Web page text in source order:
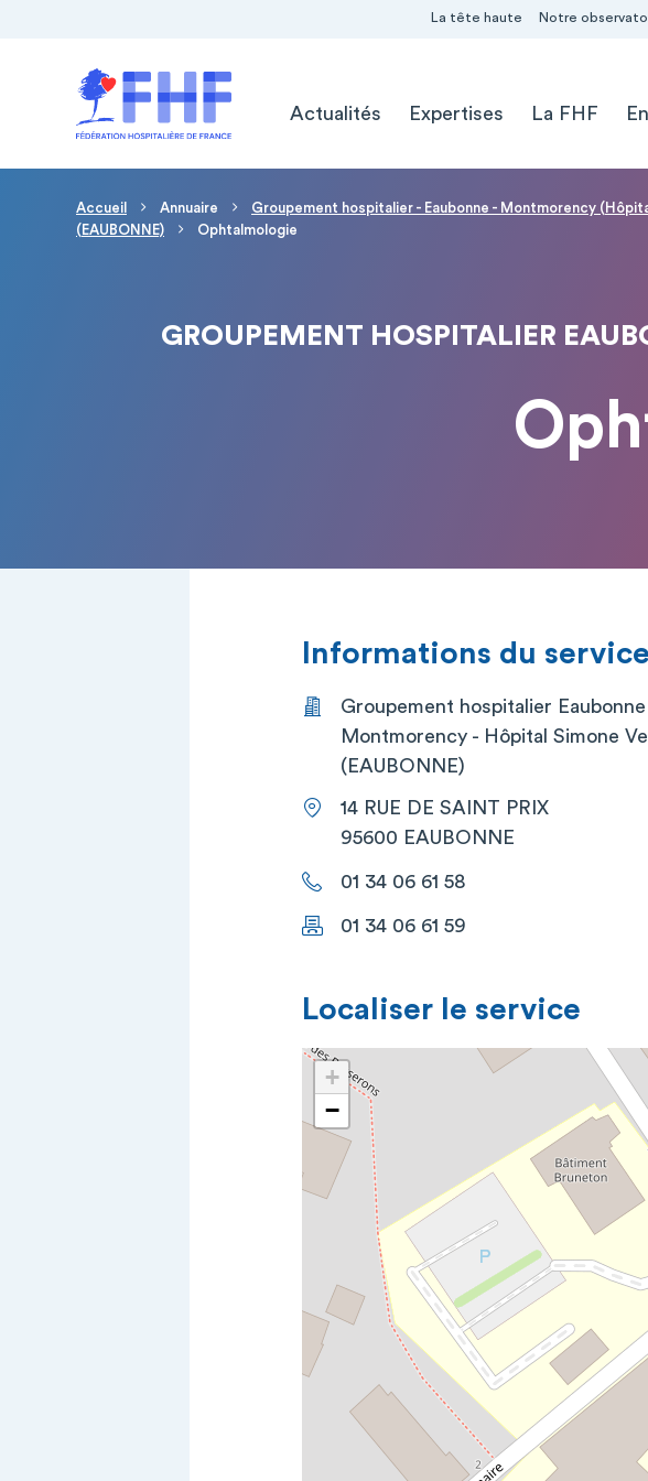
La tête haute Notre
Actualités
Expertises La FHF
Fil d'Ariane
Accueil Annuaire Groupement hospitalier - Eaubonne - Montmorency
(EAUBONNE)
Ophtalmologie
GROUPEMENT HOSPITALIER
Informations du service
Groupement hospitalier Eaubonne
Montmorency - Hôpital Simone
(EAUBONNE)
14 RUE DE SAINT PRIX
95600 EAUBONNE
01 34 06 61 58
01 34 06 61 59
Localiser le service
+
−